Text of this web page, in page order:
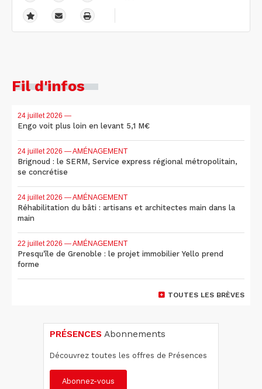
Fil d'infos
24 juillet 2026 —
Engo voit plus loin en levant 5,1 M€
24 juillet 2026 — AMÉNAGEMENT
Brignoud : le SERM, Service express régional métropolitain,
se concrétise
24 juillet 2026 — AMÉNAGEMENT
Réhabilitation du bâti : artisans et architectes main dans la
main
22 juillet 2026 — AMÉNAGEMENT
Presqu'île de Grenoble : le projet immobilier Yello prend
forme
TOUTES LES BRÈVES
PRÉSENCES Abonnements
Découvrez toutes les offres de Présences
Abonnez-vous